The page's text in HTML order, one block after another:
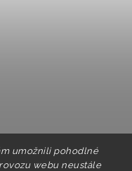
umožnili pohodlné
webu neustále